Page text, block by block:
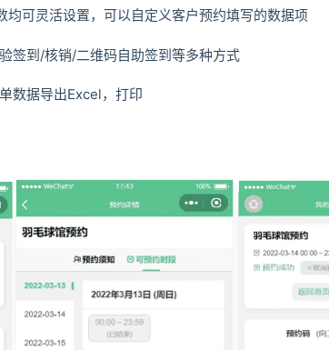
可灵活设置，可以自定义客户预约填写的数据项
签到/核销/二维码自助签到等多种方式
数据导出Excel，打印